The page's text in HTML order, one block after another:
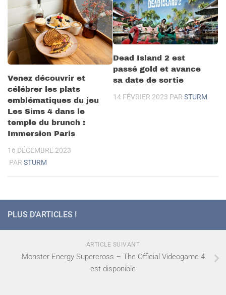
Venez découvrir et
célébrer les plats
emblématiques du jeu
Les Sims 4 dans le
temple du brunch :
Immersion Paris
16 DÉCEMBRE 2023
PAR STURM
Dead Island 2 est
passé gold et avance
sa date de sortie
14 FÉVRIER 2023 PAR STURM
PLUS D'ARTICLES !
ARTICLE SUIVANT
Monster Energy Supercross – The Official Videogame 4
est disponible